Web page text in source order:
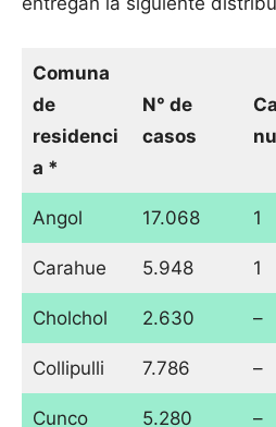
Comuna
de
residenci
a *
N° de
casos
Angol 17.068 1
Carahue 5.948 1
Cholchol 2.630 –
Collipulli 7.786 –
Cunco 5.280 –